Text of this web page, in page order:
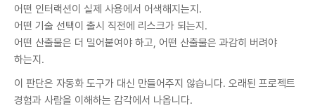
어떤 인터랙션이 실제 사용에서 어색해지는지.
어떤 기술 선택이 출시 직전에 리스크가 되는지.
어떤 산출물은 더 밀어붙여야 하고, 어떤 산출물은 과감히 버려야
하는지.
이 판단은 자동화 도구가 대신 만들어주지 않습니다. 오래된 프로젝트
경험과 사람을 이해하는 감각에서 나옵니다.